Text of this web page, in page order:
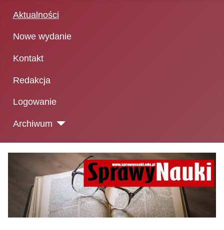
Aktualności
Nowe wydanie
Kontakt
Redakcja
Logowanie
Archiwum